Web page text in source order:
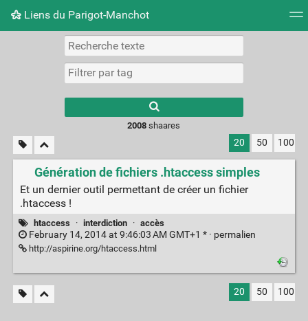
Liens du Parigot-Manchot
Nuage de tags Mur d'images
2008 shaares
20 50 100
Génération de fichiers .htaccess simples
Et un dernier outil permettant de créer un fichier
.htaccess !
htaccess · interdiction · accès
February 14, 2014 at 9:46:03 AM GMT+1 * · permalien
http://aspirine.org/htaccess.html
20 50 100